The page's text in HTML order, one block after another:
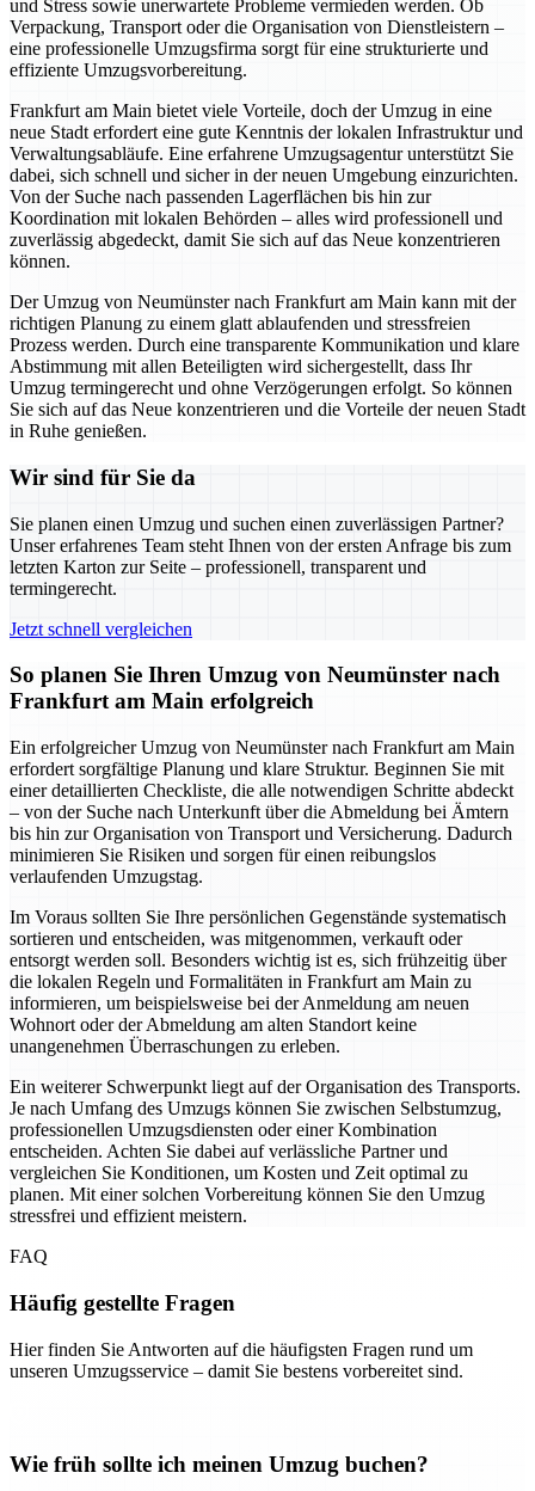
und Stress sowie unerwartete Probleme vermieden werden. Ob
Verpackung, Transport oder die Organisation von Dienstleistern –
eine professionelle Umzugsfirma sorgt für eine strukturierte und
effiziente Umzugsvorbereitung.
Frankfurt am Main bietet viele Vorteile, doch der Umzug in eine
neue Stadt erfordert eine gute Kenntnis der lokalen Infrastruktur und
Verwaltungsabläufe. Eine erfahrene Umzugsagentur unterstützt Sie
dabei, sich schnell und sicher in der neuen Umgebung einzurichten.
Von der Suche nach passenden Lagerflächen bis hin zur
Koordination mit lokalen Behörden – alles wird professionell und
zuverlässig abgedeckt, damit Sie sich auf das Neue konzentrieren
können.
Der Umzug von Neumünster nach Frankfurt am Main kann mit der
richtigen Planung zu einem glatt ablaufenden und stressfreien
Prozess werden. Durch eine transparente Kommunikation und klare
Abstimmung mit allen Beteiligten wird sichergestellt, dass Ihr
Umzug termingerecht und ohne Verzögerungen erfolgt. So können
Sie sich auf das Neue konzentrieren und die Vorteile der neuen Stadt
in Ruhe genießen.
Wir sind für Sie da
Sie planen einen Umzug und suchen einen zuverlässigen Partner?
Unser erfahrenes Team steht Ihnen von der ersten Anfrage bis zum
letzten Karton zur Seite – professionell, transparent und
termingerecht.
Jetzt schnell vergleichen
So planen Sie Ihren Umzug von Neumünster nach
Frankfurt am Main erfolgreich
Ein erfolgreicher Umzug von Neumünster nach Frankfurt am Main
erfordert sorgfältige Planung und klare Struktur. Beginnen Sie mit
einer detaillierten Checkliste, die alle notwendigen Schritte abdeckt
– von der Suche nach Unterkunft über die Abmeldung bei Ämtern
bis hin zur Organisation von Transport und Versicherung. Dadurch
minimieren Sie Risiken und sorgen für einen reibungslos
verlaufenden Umzugstag.
Im Voraus sollten Sie Ihre persönlichen Gegenstände systematisch
sortieren und entscheiden, was mitgenommen, verkauft oder
entsorgt werden soll. Besonders wichtig ist es, sich frühzeitig über
die lokalen Regeln und Formalitäten in Frankfurt am Main zu
informieren, um beispielsweise bei der Anmeldung am neuen
Wohnort oder der Abmeldung am alten Standort keine
unangenehmen Überraschungen zu erleben.
Ein weiterer Schwerpunkt liegt auf der Organisation des Transports.
Je nach Umfang des Umzugs können Sie zwischen Selbstumzug,
professionellen Umzugsdiensten oder einer Kombination
entscheiden. Achten Sie dabei auf verlässliche Partner und
vergleichen Sie Konditionen, um Kosten und Zeit optimal zu
planen. Mit einer solchen Vorbereitung können Sie den Umzug
stressfrei und effizient meistern.
FAQ
Häufig gestellte Fragen
Hier finden Sie Antworten auf die häufigsten Fragen rund um
unseren Umzugsservice – damit Sie bestens vorbereitet sind.
Wie früh sollte ich meinen Umzug buchen?